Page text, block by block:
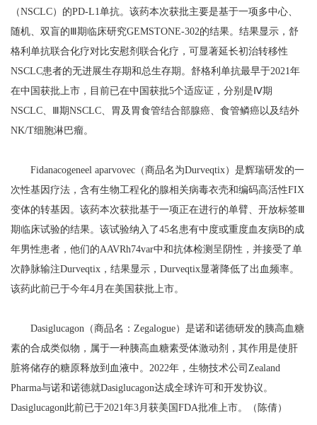
（NSCLC）的PD-L1单抗。该药本次获批主要是基于一项多中心、
随机、双盲的Ⅲ期临床研究GEMSTONE-302的结果。结果显示，舒
格利单抗联合化疗对比安慰剂联合化疗，可显著延长初治转移性
NSCLC患者的无进展生存期和总生存期。舒格利单抗最早于2021年
在中国获批上市，目前已在中国获批5个适应证，分别是Ⅳ期
NSCLC、Ⅲ期NSCLC、胃及胃食管结合部腺癌、食管鳞癌以及结外
NK/T细胞淋巴瘤。
Fidanacogeneel aparvovec（商品名为Durveqtix）是辉瑞研发的一
次性基因疗法，含有生物工程化的腺相关病毒衣壳和编码高活性FIX
变体的转基因。该药本次获批基于一项正在进行的单臂、开放标签Ⅲ
期临床试验的结果。该试验纳入了45名患有中度或重度血友病B的成
年男性患者，他们的AAVRh74var中和抗体检测呈阴性，并接受了单
次静脉输注Durveqtix，结果显示，Durveqtix显著降低了出血频率。
该药此前已于今年4月在美国获批上市。
Dasiglucagon（商品名：Zegalogue）是诺和诺德研发的胰高血糖
素的合成类似物，属于一种胰高血糖素受体激动剂，其作用是使肝
脏将储存的糖原释放到血液中。2022年，生物技术公司Zealand
Pharma与诺和诺德就Dasiglucagon达成全球许可和开发协议。
Dasiglucagon此前已于2021年3月获美国FDA批准上市。（陈倩）